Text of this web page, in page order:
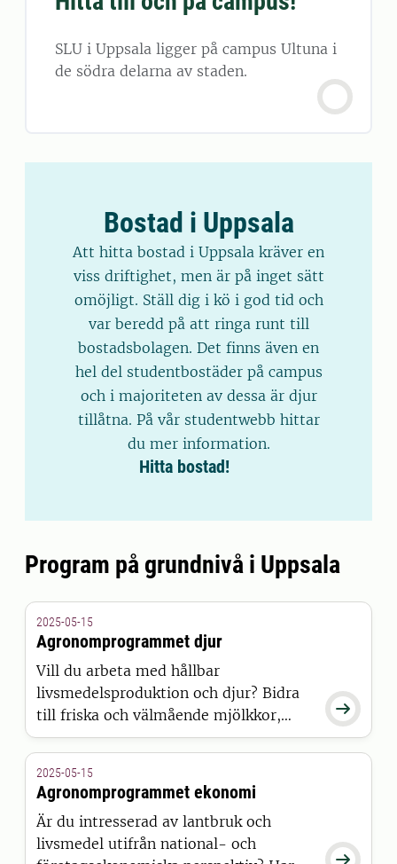
SLU i Uppsala ligger på campus Ultuna i
de södra delarna av staden.
Bostad i Uppsala
Att hitta bostad i Uppsala kräver en
viss driftighet, men är på inget sätt
omöjligt. Ställ dig i kö i god tid och
var beredd på att ringa runt till
bostadsbolagen. Det finns även en
hel del studentbostäder på campus
och i majoriteten av dessa är djur
tillåtna. På vår studentwebb hittar
du mer information.
Hitta bostad!
Program på grundnivå i Uppsala

2025-05-15
Agronomprogrammet djur
Vill du arbeta med hållbar
livsmedelsproduktion och djur? Bidra
till friska och välmående mjölkkor,
hållbar äggproduktion eller
svenska matförsörjning? Då är
djuragronom något för dig.

2025-05-15
Agronomprogrammet ekonomi
Är du intresserad av lantbruk och
livsmedel utifrån national- och